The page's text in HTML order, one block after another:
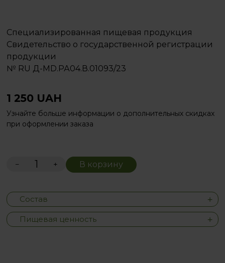
Специализированная пищевая продукция
Свидетельство о государственной регистрации
продукции
№ RU Д-MD.РА04.В.01093/23
1 250 UAH
Узнайте больше информации о дополнительных скидках
при оформлении заказа
− + В корзину
Состав
Пищевая ценность